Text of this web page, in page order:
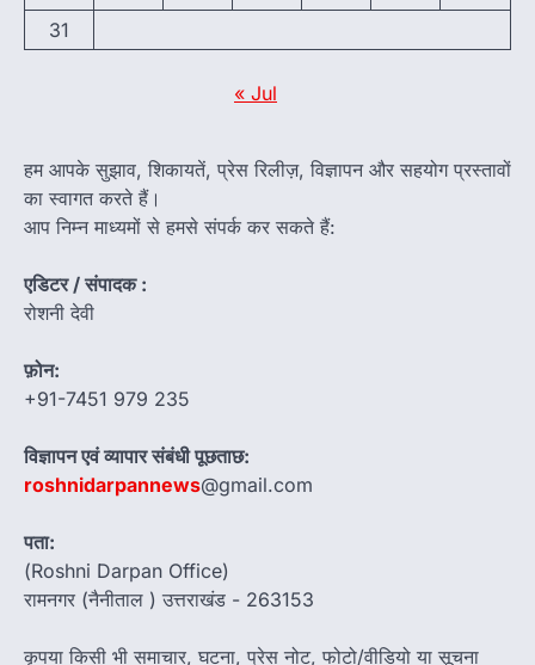
31
« Jul
हम आपके सुझाव, शिकायतें, प्रेस रिलीज़, विज्ञापन और सहयोग प्रस्तावों
का स्वागत करते हैं।
आप निम्न माध्यमों से हमसे संपर्क कर सकते हैं:
एडिटर / संपादक :
रोशनी देवी
फ़ोन:
+91-7451 979 235
विज्ञापन एवं व्यापार संबंधी पूछताछ:
roshnidarpannews@gmail.com
पता:
(Roshni Darpan Office)
रामनगर (नैनीताल ) उत्तराखंड - 263153
कृपया किसी भी समाचार, घटना, प्रेस नोट, फोटो/वीडियो या सूचना